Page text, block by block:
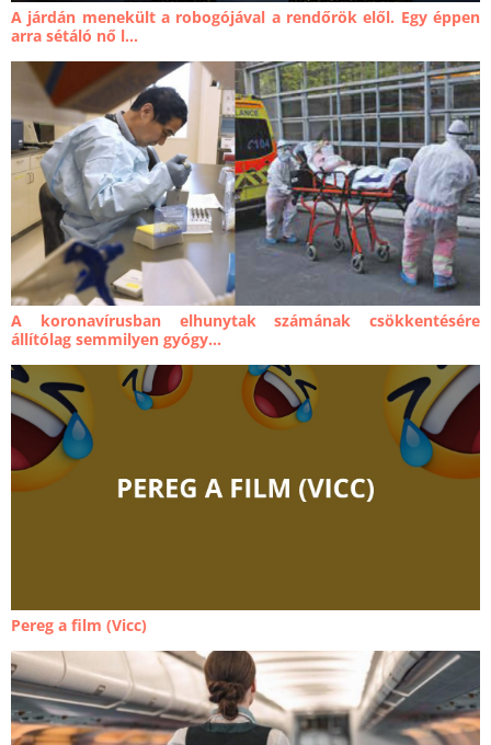
A járdán menekült a robogójával a rendőrök elől. Egy éppen
arra sétáló nő l...
A koronavírusban elhunytak számának csökkentésére
állítólag semmilyen gyógy...
Pereg a film (Vicc)